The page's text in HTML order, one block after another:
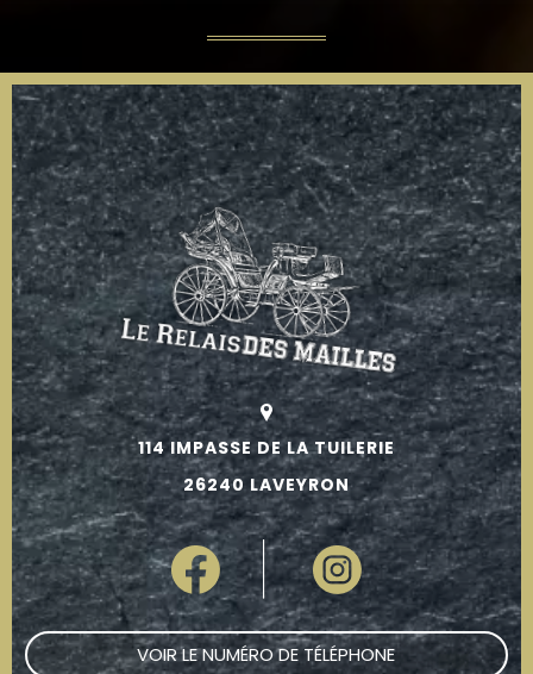
114 IMPASSE DE LA TUILERIE
26240 LAVEYRON
VOIR LE NUMÉRO DE TÉLÉPHONE